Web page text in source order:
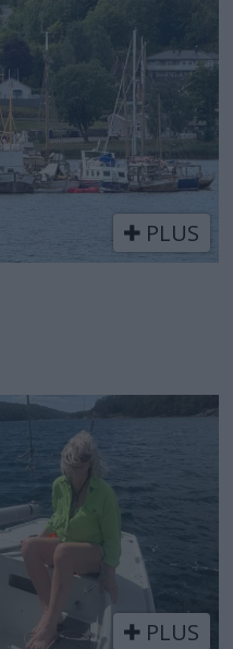
PLUS
PLUS